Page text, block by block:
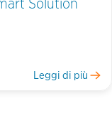
Solution
Leggi di più